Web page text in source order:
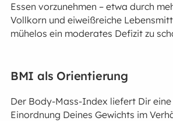
Essen vorzunehmen – etwa durch
Vollkorn und eiweißreiche
mühelos ein moderates Defizit zu
BMI als Orientierung
Der Body-Mass-Index liefert Dir
Einordnung Deines Gewichts im